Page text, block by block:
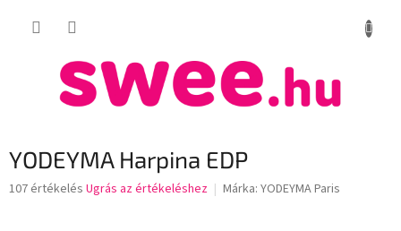
KOSÁR
YODEYMA Harpina EDP
A
107 értékelés Ugrás az értékeléshez Márka: YODEYMA Paris